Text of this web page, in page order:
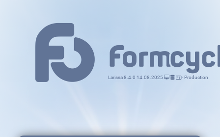
Larissa 8.4.0 14.08.2025 - Production